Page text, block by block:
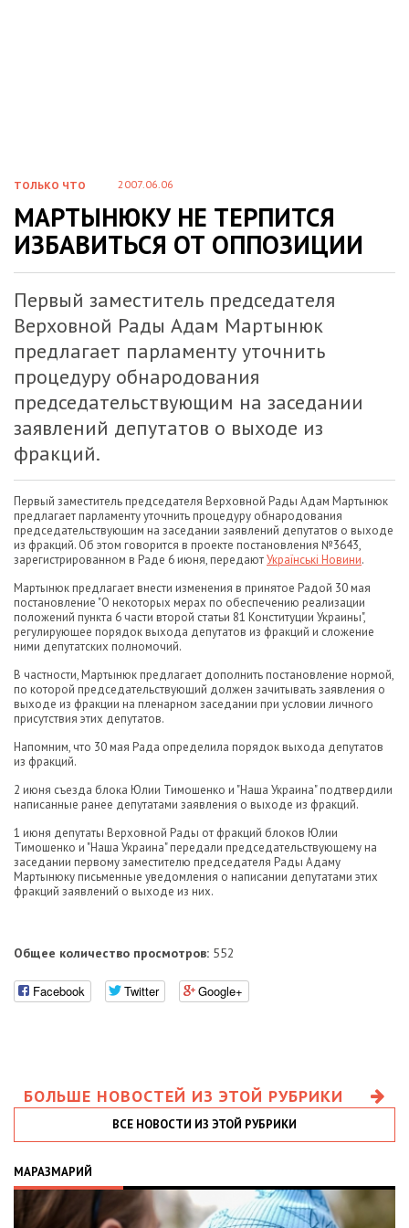
ТОЛЬКО ЧТО 2007.06.06
МАРТЫНЮКУ НЕ ТЕРПИТСЯ
ИЗБАВИТЬСЯ ОТ ОППОЗИЦИИ
Первый заместитель председателя
Верховной Рады Адам Мартынюк
предлагает парламенту уточнить
процедуру обнародования
председательствующим на заседании
заявлений депутатов о выходе из
фракций.
Первый заместитель председателя Верховной Рады Адам Мартынюк
предлагает парламенту уточнить процедуру обнародования
председательствующим на заседании заявлений депутатов о выходе
из фракций. Об этом говорится в проекте постановления №3643,
зарегистрированном в Раде 6 июня, передаютУкраїнські Новини.
Мартынюк предлагает внести изменения в принятое Радой 30 мая
постановление "О некоторых мерах по обеспечению реализации
положений пункта 6 части второй статьи 81 Конституции Украины",
регулирующее порядок выхода депутатов из фракций и сложение
ними депутатских полномочий.
В частности, Мартынюк предлагает дополнить постановление нормой,
по которой председательствующий должен зачитывать заявления о
выходе из фракции на пленарном заседании при условии личного
присутствия этих депутатов.
Напомним, что 30 мая Рада определила порядок выхода депутатов
из фракций.
2 июня съезда блока Юлии Тимошенко и "Наша Украина" подтвердили
написанные ранее депутатами заявления о выходе из фракций.
1 июня депутаты Верховной Рады от фракций блоков Юлии
Тимошенко и "Наша Украина" передали председательствующему на
заседании первому заместителю председателя Рады Адаму
Мартынюку письменные уведомления о написании депутатами этих
фракций заявлений о выходе из них.
Общее количество просмотров: 552
Facebook Twitter Google+
БОЛЬШЕ НОВОСТЕЙ ИЗ ЭТОЙ РУБРИКИ
ВСЕ НОВОСТИ ИЗ ЭТОЙ РУБРИКИ
МАРАЗМАРИЙ